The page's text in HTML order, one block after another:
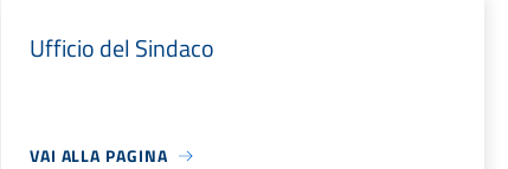
Ufficio del Sindaco
VAI ALLA PAGINA